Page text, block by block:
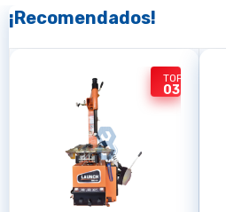
¡Recomendados!
TOP
03